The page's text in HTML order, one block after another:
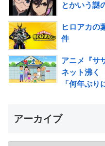
とかいう謎
ヒロアカの
件
アニメ『サ
ネット沸く
「何年ぶり
アーカイブ